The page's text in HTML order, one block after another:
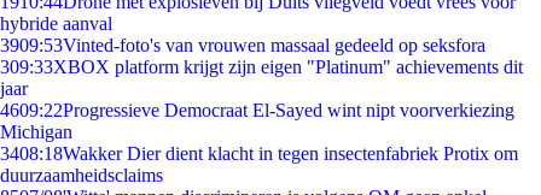
hybride aanval
3909:53Vinted-foto's van vrouwen massaal gedeeld op seksfora
309:33XBOX platform krijgt zijn eigen "Platinum" achievements dit
jaar
4609:22Progressieve Democraat El-Sayed wint nipt voorverkiezing
Michigan
3408:18Wakker Dier dient klacht in tegen insectenfabriek Protix om
duurzaamheidsclaims